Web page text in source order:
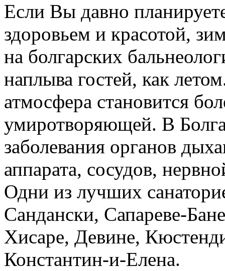
Если Вы давно
здоровьем и красотой,
на болгарских
наплыва гостей, как
атмосфера становится
умиротворяющей. В
заболевания органов
аппарата, сосудов,
Одни из лучших
Сандански, Сапареве-
Хисаре, Девине,
Константин-и-Елена.